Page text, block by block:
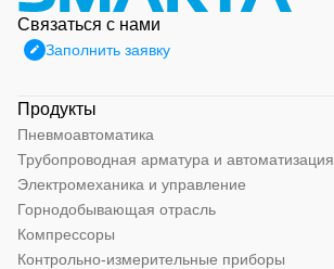
Связаться с нами
Заполнить заявку
Продукты
Пневмоавтоматика
Трубопроводная арматура и автоматизация
Электромеханика и управление
Горнодобывающая отрасль
Компрессоры
Контрольно-измерительные приборы